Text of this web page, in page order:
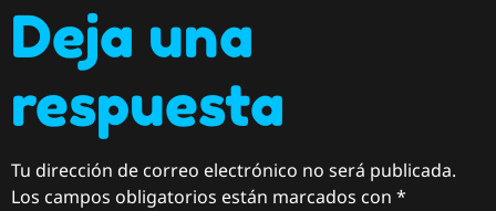
Deja una
respuesta
Tu dirección de correo electrónico no será publicada.
Los campos obligatorios están marcados con *